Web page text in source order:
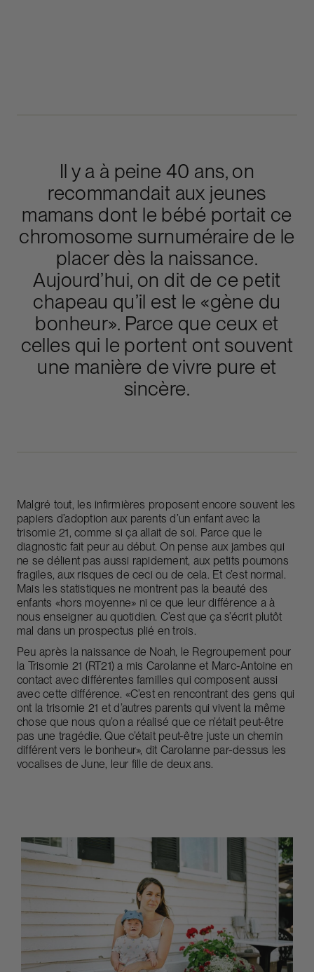
Il y a à peine 40 ans, on
recommandait aux jeunes
mamans dont le bébé portait ce
chromosome surnuméraire de le
placer dès la naissance.
Aujourd’hui, on dit de ce petit
chapeau qu’il est le «gène du
bonheur». Parce que ceux et
celles qui le portent ont souvent
une manière de vivre pure et
sincère.
Malgré tout, les infirmières proposent encore souvent les
papiers d’adoption aux parents d’un enfant avec la
trisomie 21, comme si ça allait de soi. Parce que le
diagnostic fait peur au début. On pense aux jambes qui
ne se délient pas aussi rapidement, aux petits poumons
fragiles, aux risques de ceci ou de cela. Et c’est normal.
Mais les statistiques ne montrent pas la beauté des
enfants «hors moyenne» ni ce que leur différence a à
nous enseigner au quotidien. C’est que ça s’écrit plutôt
mal dans un prospectus plié en trois.
Peu après la naissance de Noah, le Regroupement pour
la Trisomie 21 (RT21) a mis Carolanne et Marc-Antoine en
contact avec différentes familles qui composent aussi
avec cette différence. «C’est en rencontrant des gens qui
ont la trisomie 21 et d’autres parents qui vivent la même
chose que nous qu’on a réalisé que ce n’était peut-être
pas une tragédie. Que c’était peut-être juste un chemin
différent vers le bonheur», dit Carolanne par-dessus les
vocalises de June, leur fille de deux ans.